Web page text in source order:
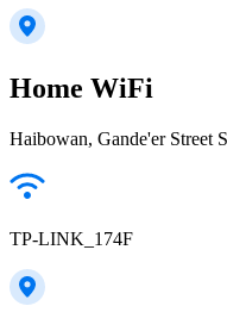
Home WiFi
Haibowan, Gande'er Street
TP-LINK_174F